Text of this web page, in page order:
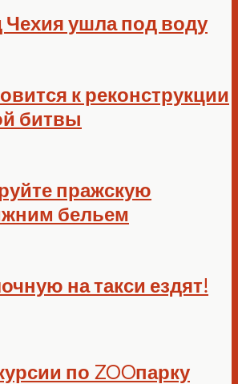
Чехия ушла под воду
к реконструкции
битвы
пражскую
бельем
на такси ездят!
по ZOOпарку